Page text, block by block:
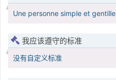
Une personne simple et gentille
我应该遵守的标准
没有自定义标准